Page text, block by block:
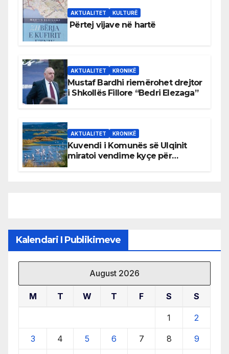
AKTUALITET KULTURË
Përtej vijave në hartë
AKTUALITET KRONIKË
Mustaf Bardhi riemërohet drejtor
i Shkollës Fillore “Bedri Elezaga”
AKTUALITET KRONIKË
Kuvendi i Komunës së Ulqinit
miratoi vendime kyçe për
Kalendari I Publikimeve
August 2026
M T W T F S S
1 2
3 4 5 6 7 8 9